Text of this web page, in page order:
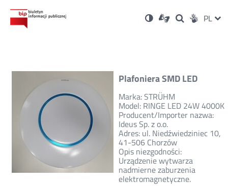
Ustawienia
Wersja
kontrastowa
Dla
niesłyszących
OtwórzOtwórz
w
Otwórz
w
Social PL
Plafoniera SMD LED
Marka: STRÜHM
Model: RINGE LED 24W 4000K
Producent/Importer nazwa:
Ideus Sp. z o.o.
Adres: ul. Niedźwiedziniec 10,
41-506 Chorzów
Opis niezgodności:
Urządzenie wytwarza
nadmierne zaburzenia
elektromagnetyczne.